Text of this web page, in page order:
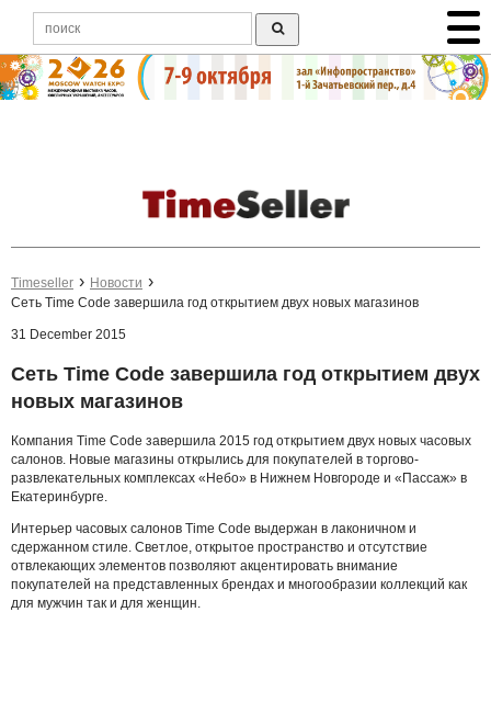
Timeseller
Новости
Сеть Time Code завершила год открытием двух новых магазинов
31 December 2015
Сеть Time Code завершила год открытием двух
новых магазинов
Компания Time Code завершила 2015 год открытием двух новых часовых
салонов. Новые магазины открылись для покупателей в торгово-
развлекательных комплексах «Небо» в Нижнем Новгороде и «Пассаж» в
Екатеринбурге.
Интерьер часовых салонов Time Code выдержан в лаконичном и
сдержанном стиле. Светлое, открытое пространство и отсутствие
отвлекающих элементов позволяют акцентировать внимание
покупателей на представленных брендах и многообразии коллекций как
для мужчин так и для женщин.